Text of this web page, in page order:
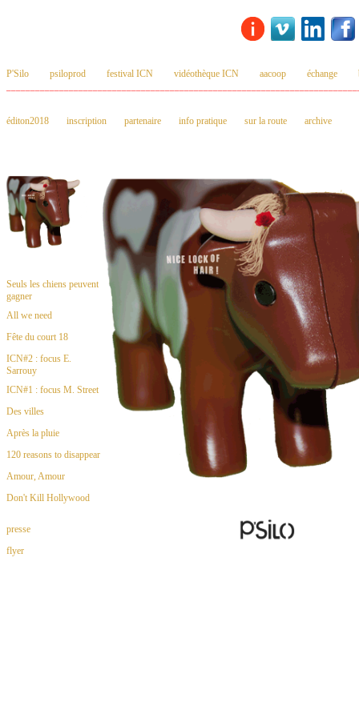
P'Silo psiloprod festival ICN vidéothèque ICN aacoop échange
éditon2018 inscription partenaire info pratique sur la route archive
Seuls les chiens peuvent
gagner
All we need
Fête du court 18
ICN#2 : focus E.
Sarrouy
ICN#1 : focus M. Street
Des villes
Après la pluie
120 reasons to disappear
Amour, Amour
Don't Kill Hollywood
presse
flyer